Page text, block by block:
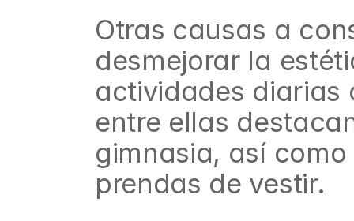
Otras causas a
desmejorar la
actividades diarias
entre ellas
gimnasia, así
prendas de vestir.